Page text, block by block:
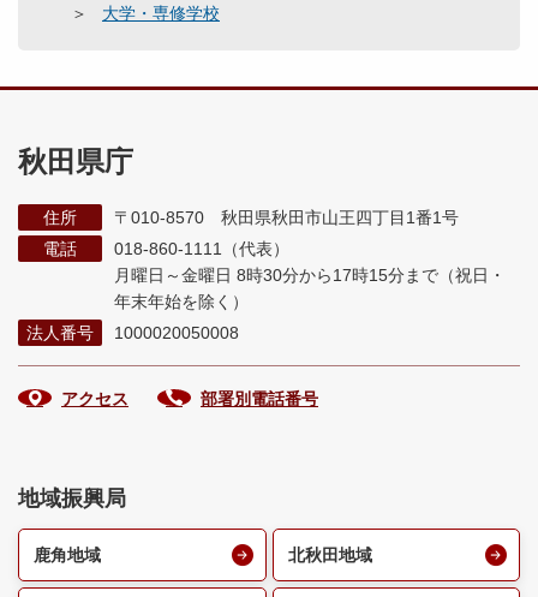
大学・専修学校
秋田県庁
住所
〒010-8570 秋田県秋田市山王四丁目1番1号
電話
018-860-1111（代表）
月曜日～金曜日 8時30分から17時15分まで （祝日・
年末年始を除く）
法人番号
1000020050008
アクセス 部署別電話番号
地域振興局
鹿角地域 北秋田地域